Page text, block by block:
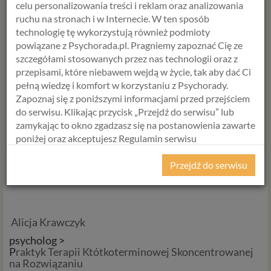
Nadzieja jest nieodłącznym elementem ludzkiego
życia. Jest źródłem motywacji, siłą napędową
naszych działań, fundamentem zdrowia
psychicznego i kluczowym elementem relacji
międzyludzkich. W obliczu przeciwności losu
nadzieja daje nam siłę do walki i przetrwania. To
właśnie nadzieja sprawia, że życie jest pełne
możliwości i nieustannych szans na poprawę.
Warto pielęgnować nadzieję w sobie i dzielić się
nią z innymi, aby tworzyć lepszy, bardziej
Alicja Krawczyk
psycholog >
Praktyk Terapii Któtkoterminowej Skoncentrowanej
na Rozwiązaniu
celu personalizowania treści i reklam oraz analizowania
ruchu na stronach i w Internecie. W ten sposób
technologię tę wykorzystują również podmioty
powiązane z Psychorada.pl. Pragniemy zapoznać Cię ze
szczegółami stosowanych przez nas technologii oraz z
przepisami, które niebawem wejdą w życie, tak aby dać Ci
pełną wiedzę i komfort w korzystaniu z Psychorady.
Zapoznaj się z poniższymi informacjami przed przejściem
do serwisu. Klikając przycisk „Przejdź do serwisu” lub
zamykając to okno zgadzasz się na postanowienia zawarte
poniżej oraz akceptujesz Regulamin serwisu
2016/679 z dnia 27 kwietnia 2016 r. w sprawie ochrony
osób fizycznych w związku z przetwarzaniem danych
osobowych i w sprawie swobodnego przepływu takich
danych oraz uchylenia dyrektywy 95/46/WE (określane
Przejdź do serwisu